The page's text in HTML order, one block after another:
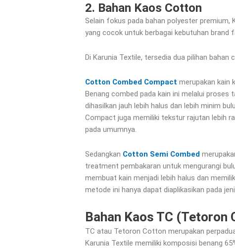
2. Bahan Kaos Cotton
Selain fokus pada bahan polyester
yang cocok untuk berbagai kebutuhan brand
Di Karunia Textile, tersedia dua pilihan
Cotton Combed Compact merupakan kain
Benang combed pada kain ini melalui proses
dihasilkan jauh lebih halus dan lebih minim
Compact juga memiliki tekstur rajutan lebih
pada umumnya.
Sedangkan Cotton Semi Combed
treatment pembakaran untuk mengurangi
membuat kain menjadi lebih halus dan
metode ini hanya dapat diaplikasikan pada
Bahan Kaos TC (Tetoron
TC atau Tetoron Cotton merupakan
Karunia Textile memiliki komposisi benang